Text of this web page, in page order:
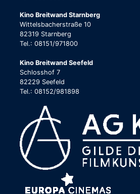
Kino Breitwand Starnberg
Wittelsbacherstraße 10
82319 Starnberg
Tel.: 08151/971800
Kino Breitwand Seefeld
Schlosshof 7
82229 Seefeld
Tel.: 08152/981898